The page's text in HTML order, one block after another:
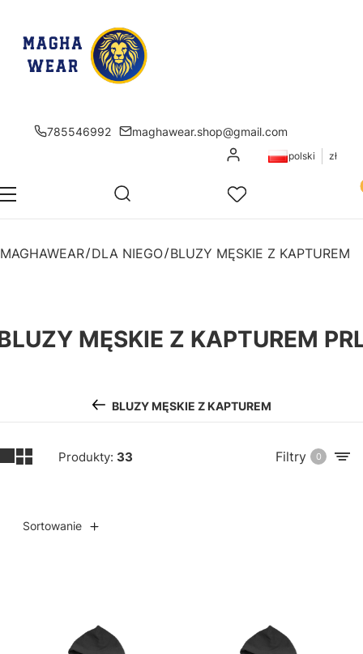
785546992
maghawear.shop@gmail.com
Zaloguj siępolski zł
Menu Otwórz wyszukiwarkę
Szukaj Ulubione
MAGHAWEAR DLA NIEGO BLUZY MĘSKIE Z KAPTUREM
MĘSKIE Z KAPTUREM
BLUZY MĘSKIE Z KAPTUREM
Produkty: 33 Filtry 0
Sortowanie
Lista produktów